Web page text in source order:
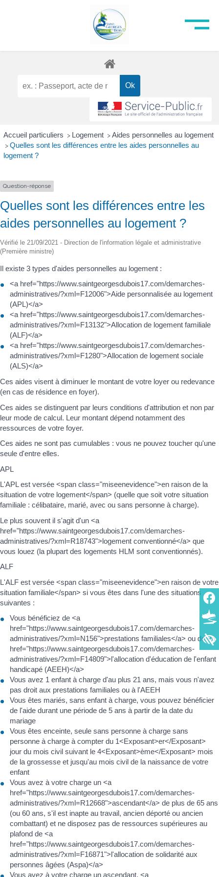
Accueil particuliers > Logement > Aides personnelles au logement
> Quelles sont les différences entre les aides personnelles au
logement ?
Question-réponse
Quelles sont les différences entre les
aides personnelles au logement ?
Vérifié le 21/09/2021 - Direction de l'information légale et administrative
(Première ministre)
Il existe 3 types d'aides personnelles au logement :
<a href="https://www.saintgeorgesdubois17.com/demarches-
administratives/?xml=F12006">Aide personnalisée au logement
(APL)</a>
<a href="https://www.saintgeorgesdubois17.com/demarches-
administratives/?xml=F13132">Allocation de logement familiale
(ALF)</a>
<a href="https://www.saintgeorgesdubois17.com/demarches-
administratives/?xml=F1280">Allocation de logement sociale
(ALS)</a>
Ces aides visent à diminuer le montant de votre loyer ou redevance
(en cas de résidence en foyer).
Ces aides se distinguent par leurs conditions d'attribution et non par
leur mode de calcul. Leur montant dépend notamment des
ressources de votre foyer.
Ces aides ne sont pas cumulables : vous ne pouvez toucher qu'une
seule d'entre elles.
APL
L'APL est versée <span class="miseenevidence">en raison de la
situation de votre logement</span> (quelle que soit votre situation
familiale : célibataire, marié, avec ou sans personne à charge).
Le plus souvent il s'agit d'un <a
href="https://www.saintgeorgesdubois17.com/demarches-
administratives/?xml=R18743">logement conventionné</a> que
vous louez (la plupart des logements HLM sont conventionnés).
ALF
L'ALF est versée <span class="miseenevidence">en raison de votre
situation familiale</span> si vous êtes dans l'une des situations
suivantes :
Vous bénéficiez de <a
href="https://www.saintgeorgesdubois17.com/demarches-
administratives/?xml=N156">prestations familiales</a> ou de <a
href="https://www.saintgeorgesdubois17.com/demarches-
administratives/?xml=F14809">l'allocation d'éducation de l'enfant
handicapé (AEEH)</a>
Vous avez 1 enfant à charge d'au plus 21 ans, mais vous n'avez
pas droit aux prestations familiales ou à l'AEEH
Vous êtes mariés, sans enfant à charge, vous pouvez bénéficier
de l'aide durant une période de 5 ans à partir de la date du
mariage
Vous êtes enceinte, seule sans personne à charge sans
personne à charge à compter du 1<Exposant>er</Exposant>
jour du mois civil suivant le 4<Exposant>ème</Exposant> mois
de la grossesse et jusqu'au mois civil de la naissance de votre
enfant
Vous avez à votre charge un <a
href="https://www.saintgeorgesdubois17.com/demarches-
administratives/?xml=R12668">ascendant</a> de plus de 65 ans
(ou 60 ans, s'il est inapte au travail, ancien déporté ou ancien
combattant) et ne disposez pas de ressources supérieures au
plafond de <a
href="https://www.saintgeorgesdubois17.com/demarches-
administratives/?xml=F16871">l'allocation de solidarité aux
personnes âgées (Aspa)</a>
Vous avez à votre charge un ascendant, <a